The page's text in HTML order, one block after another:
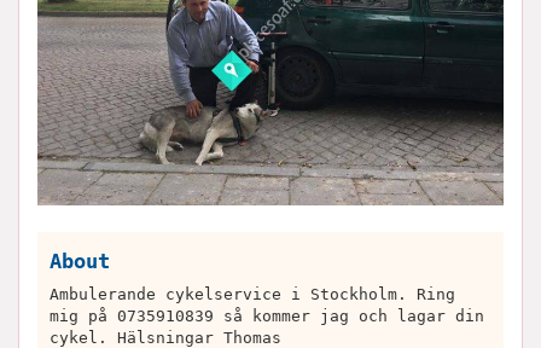
About
Ambulerande cykelservice i Stockholm. Ring
mig på 0735910839 så kommer jag och lagar din
cykel. Hälsningar Thomas